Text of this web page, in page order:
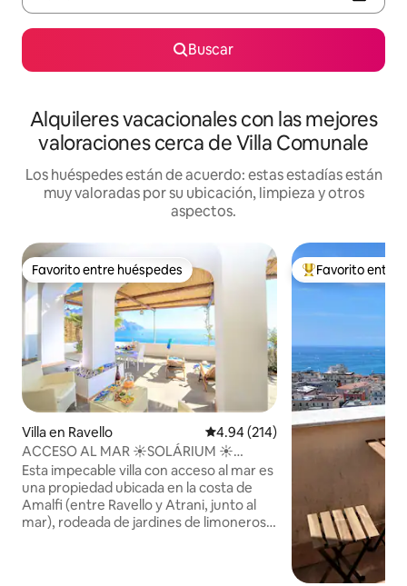
Buscar
Alquileres vacacionales con las mejores
valoraciones cerca de Villa Comunale
Los huéspedes están de acuerdo: estas estadías están
muy valoradas por su ubicación, limpieza y otros
aspectos.
Favorito entre huéspedes
Favorito entre huéspedes
Villa en Ravello Calificación promedio: 4.94 de
4.94 (214)
ACCESO AL MAR ☀️SOLÁRIUM ☀️
APARCAMIENTO ☀️ RAVELLO JUNTO AL
MAR
Esta impecable villa con acceso al mar es
una propiedad ubicada en la costa de
Amalfi (entre Ravello y Atrani, junto al
mar), rodeada de jardines de limoneros y
Favorito entre
Favorito entre